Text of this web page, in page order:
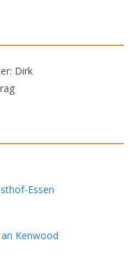
Dirk
Essen
an Kenwood